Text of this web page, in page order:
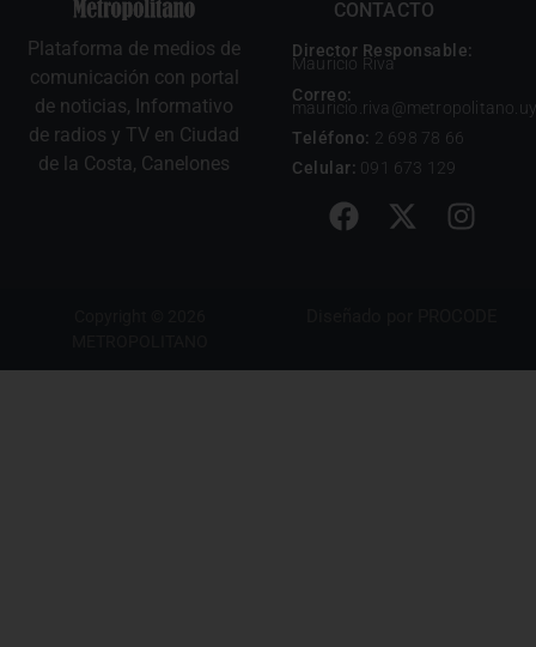
Plataforma de medios de
comunicación con portal
de noticias, Informativo
de radios y TV en Ciudad
de la Costa, Canelones
CONTACTO
Director Responsable:
Mauricio Riva
Correo:
mauricio.riva@metropolitano.uy
Teléfono: 2 698 78 66
Celular: 091 673 129